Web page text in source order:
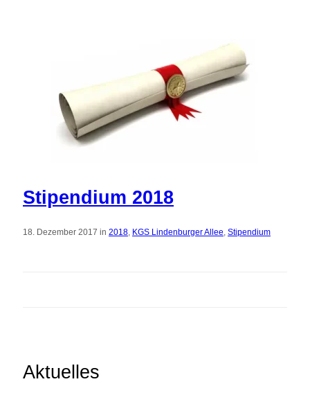
Stipendium 2018
18. Dezember 2017 in 2018, KGS Lindenburger Allee, Stipendium
Aktuelles